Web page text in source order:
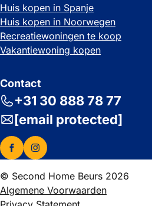
Huis kopen in Spanje
Huis kopen in Noorwegen
Recreatiewoningen te koop
Vakantiewoning kopen
Contact
+31 30 888 78 77
[email protected]
© Second Home Beurs 2026
Algemene Voorwaarden